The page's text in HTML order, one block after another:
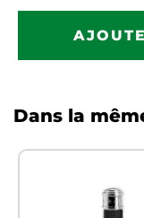
Dans la